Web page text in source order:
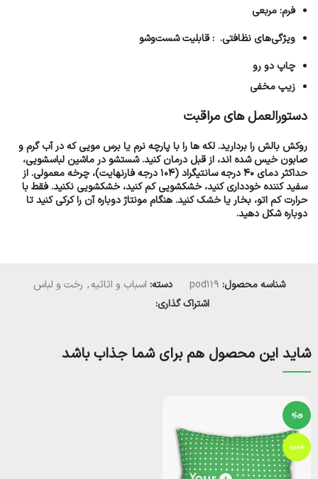
فرم: مربعی
ویژگی‌های نظافتی. : قابلیت شست‌وشو
چاپ دو رو
زیپ مخفی
دستورالعمل های مراقبت
روکش بالش را بردارید. لکه ها را با پارچه نرم یا برس مویی که در آب گرم و
صابون خیس شده اند، از قبل درمان کنید. شستشو در ماشین لباسشویی،
حداکثر دمای 40 درجه سانتیگراد (104 درجه فارنهایت)، چرخه معمولی. از
سفید کننده خودداری کنید، خشکشویی کم کنید، خشکشویی نکنید. فقط با
حرارت کم اتو، بخار یا خشک کنید. هنگام مونتاژ دوباره آن را کرکی کنید تا
دوباره شکل دهید.
شناسه محصول: pod119 دسته: اسباب و اثاثیه, رخت و لباس
اشتراک گذاری:
شاید این محصول هم برای شما جذاب باشد
ویژه
جدید